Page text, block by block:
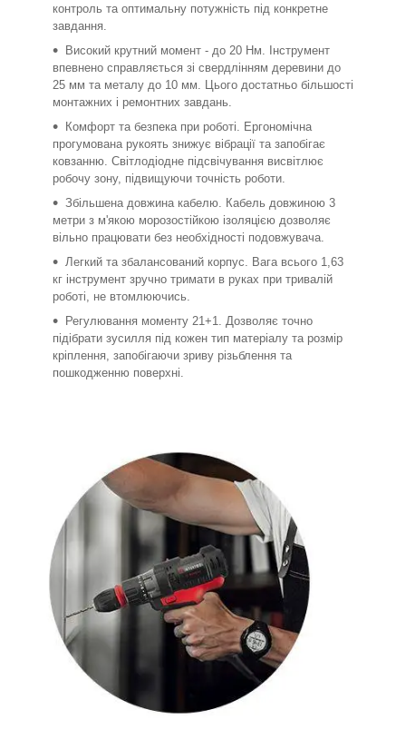
контроль та оптимальну потужність під конкретне
завдання.
Високий крутний момент - до 20 Нм. Інструмент
впевнено справляється зі свердлінням деревини до
25 мм та металу до 10 мм. Цього достатньо більшості
монтажних і ремонтних завдань.
Комфорт та безпека при роботі. Ергономічна
прогумована рукоять знижує вібрації та запобігає
ковзанню. Світлодіодне підсвічування висвітлює
робочу зону, підвищуючи точність роботи.
Збільшена довжина кабелю. Кабель довжиною 3
метри з м'якою морозостійкою ізоляцією дозволяє
вільно працювати без необхідності подовжувача.
Легкий та збалансований корпус. Вага всього 1,63
кг інструмент зручно тримати в руках при тривалій
роботі, не втомлюючись.
Регулювання моменту 21+1. Дозволяє точно
підібрати зусилля під кожен тип матеріалу та розмір
кріплення, запобігаючи зриву різьблення та
пошкодженню поверхні.